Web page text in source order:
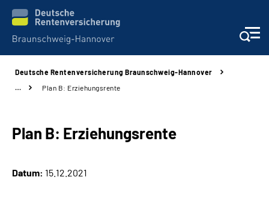
Karriere
Deutsche Rentenversicherung Braunschweig-Hannover
…
Plan B: Erziehungsrente
Plan B: Erziehungsrente
Datum: 15.12.2021